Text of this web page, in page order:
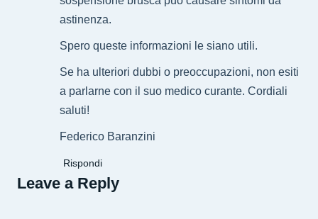
astinenza.
Spero queste informazioni le siano utili.
Se ha ulteriori dubbi o preoccupazioni, non esiti
a parlarne con il suo medico curante. Cordiali
saluti!
Federico Baranzini
Rispondi
Leave a Reply